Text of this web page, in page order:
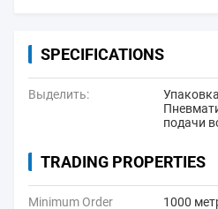
SPECIFICATIONS
Выделить:
подачи
TRADING PROPERTIES
Minimum Order
1000